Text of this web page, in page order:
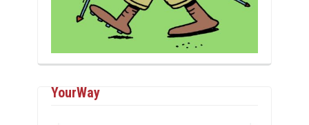
YourWay